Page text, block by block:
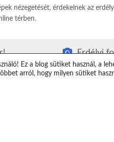
nézegetését, érdekelnek az
térben.
Erdélyi
Erdély
Ez a blog sütiket használ, a
arról, hogy milyen sütiket